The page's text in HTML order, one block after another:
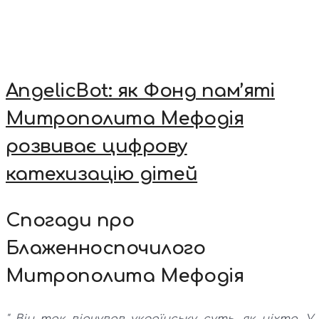
AngelicBot: як Фонд пам’яті
Митрополита Мефодія
розвиває цифрову
катехизацію дітей
Спогади про
Блаженноспочилого
Митрополита Мефодія